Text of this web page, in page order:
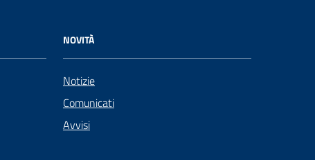
NOVITÀ
Notizie
Comunicati
Avvisi